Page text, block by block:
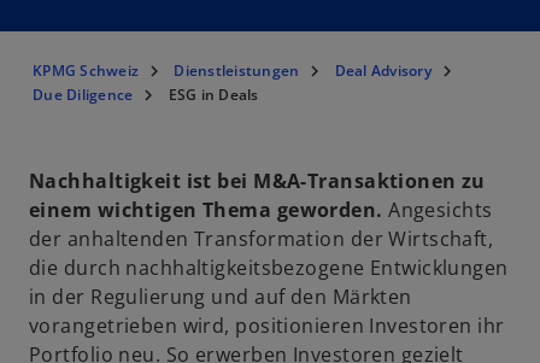
KPMG Schweiz Dienstleistungen
Deal Advisory
Due Diligence
ESG in Deals
Nachhaltigkeit ist bei M&A-Transaktionen zu
einem wichtigen Thema geworden. Angesichts
der anhaltenden Transformation der Wirtschaft,
die durch nachhaltigkeitsbezogene Entwicklungen
in der Regulierung und auf den Märkten
vorangetrieben wird, positionieren Investoren ihr
Portfolio neu. So erwerben Investoren gezielt